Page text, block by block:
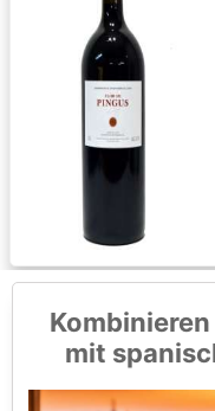
mit